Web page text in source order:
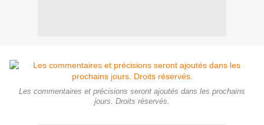
Les commentaires et précisions seront ajoutés dans les prochains
jours. Droits réservés.